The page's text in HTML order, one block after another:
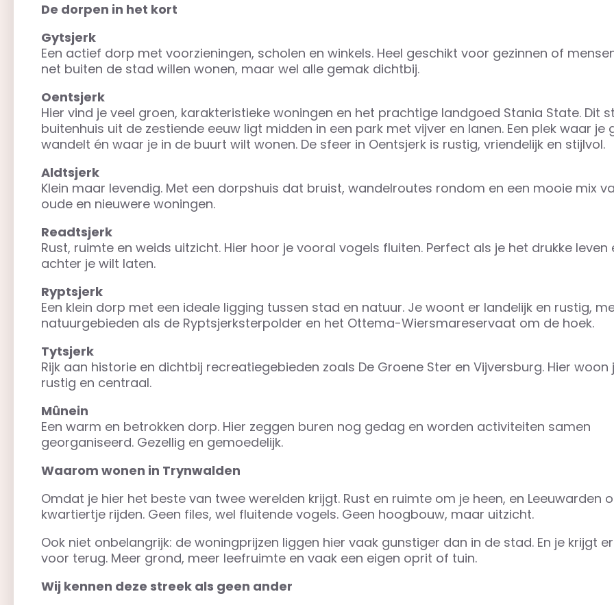
De dorpen in het kort
Gytsjerk
Een actief dorp met voorzieningen, scholen en winkels. Heel geschikt voor gezinnen of
net buiten de stad willen wonen, maar wel alle gemak dichtbij.
Oentsjerk
Hier vind je veel groen, karakteristieke woningen en het prachtige landgoed Stania State. Dit
buitenhuis uit de zestiende eeuw ligt midden in een park met vijver en lanen. Een plek waar je
wandelt én waar je in de buurt wilt wonen. De sfeer in Oentsjerk is rustig, vriendelijk en stijlvol.
Aldtsjerk
Klein maar levendig. Met een dorpshuis dat bruist, wandelroutes rondom en een mooie mix
oude en nieuwere woningen.
Readtsjerk
Rust, ruimte en weids uitzicht. Hier hoor je vooral vogels fluiten. Perfect als je het drukke leven
achter je wilt laten.
Ryptsjerk
Een klein dorp met een ideale ligging tussen stad en natuur. Je woont er landelijk en rustig,
natuurgebieden als de Ryptsjerksterpolder en het Ottema-Wiersmareservaat om de hoek.
Tytsjerk
Rijk aan historie en dichtbij recreatiegebieden zoals De Groene Ster en Vijversburg. Hier woon
rustig en centraal.
Mûnein
Een warm en betrokken dorp. Hier zeggen buren nog gedag en worden activiteiten samen
georganiseerd. Gezellig en gemoedelijk.
Waarom wonen in Trynwalden
Omdat je hier het beste van twee werelden krijgt. Rust en ruimte om je heen, en Leeuwarden
kwartiertje rijden. Geen files, wel fluitende vogels. Geen hoogbouw, maar uitzicht.
Ook niet onbelangrijk: de woningprijzen liggen hier vaak gunstiger dan in de stad. En je krijgt
voor terug. Meer grond, meer leefruimte en vaak een eigen oprit of tuin.
Wij kennen deze streek als geen ander